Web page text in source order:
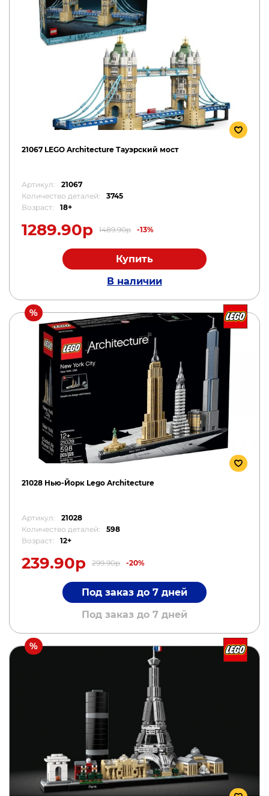
21067 LEGO Architecture Тауэрский мост
Артикул:
21067
Количество деталей:
3745
Возраст:
18+
1289.90р 1489.90р -13%
Купить
В наличии
21028 Нью-Йорк Lego Architecture
Артикул:
21028
Количество деталей:
598
Возраст:
12+
239.90р 299.90р -20%
Под заказ до 7 дней
Под заказ до 7 дней